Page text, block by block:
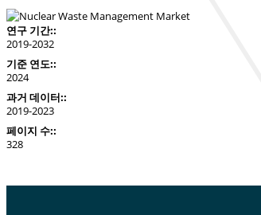
연구 기간::
2019-2032
기준 연도::
2024
과거 데이터::
2019-2023
페이지 수::
328